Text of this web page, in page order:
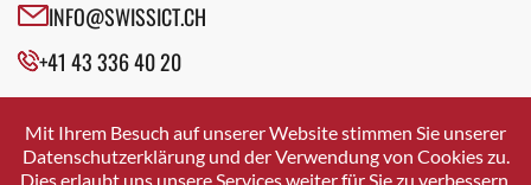
Davos Platz
Davos Platz 1
Dietikon
Dietlikon
INFO@SWISSICT.CH
+41 43 336 40 20
SWISSICT
VULKANSTRASSE 120
8048 ZURICH
Mit Ihrem Besuch auf unserer Website stimmen Sie unserer
Datenschutzerklärung und der Verwendung von Cookies zu.
Dies erlaubt uns unsere Services weiter für Sie zu verbessern.